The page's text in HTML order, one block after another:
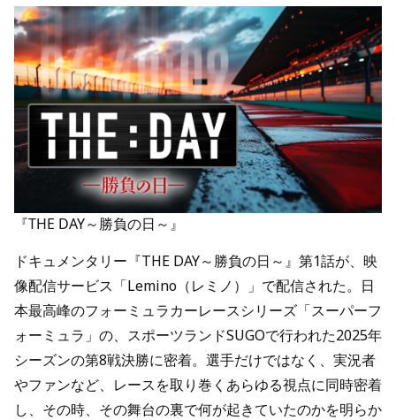
『THE DAY～勝負の日～』
ドキュメンタリー『THE DAY～勝負の日～』第1話が、映
像配信サービス「Lemino（レミノ）」で配信された。日
本最高峰のフォーミュラカーレースシリーズ「スーパーフ
ォーミュラ」の、スポーツランドSUGOで行われた2025年
シーズンの第8戦決勝に密着。選手だけではなく、実況者
やファンなど、レースを取り巻くあらゆる視点に同時密着
し、その時、その舞台の裏で何が起きていたのかを明らか